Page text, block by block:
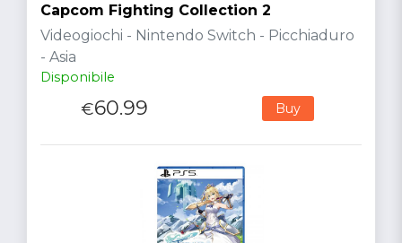
Capcom Fighting Collection 2
Videogiochi - Nintendo Switch - Picchiaduro
- Asia
Disponibile
€60.99 Buy